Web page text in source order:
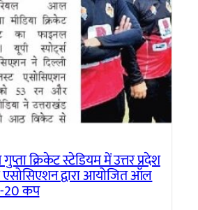
क्रिकेट स्टेडियम में उत्तर प्रदेश
एसोसिएशन द्वारा आयोजित ऑल
20 कप